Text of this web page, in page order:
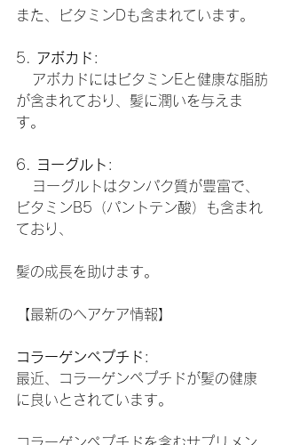
また、ビタミンDも含まれています。
5. アボカド :
アボカドにはビタミンEと健康な脂肪
が含まれており、髪に潤いを与えま
す。
6. ヨーグルト :
ヨーグルトはタンパク質が豊富で、
ビタミンB5（パントテン酸）も含まれ
ており、
髪の成長を助けます。
【最新のヘアケア情報】
コラーゲンペプチド :
最近、コラーゲンペプチドが髪の健康
に良いとされています。